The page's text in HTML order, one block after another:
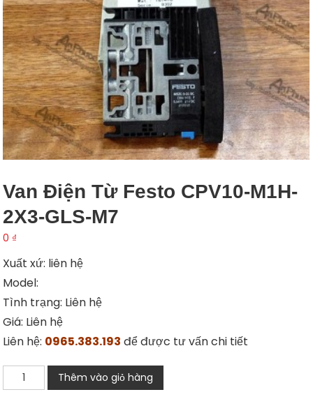
Van Điện Từ Festo CPV10-M1H-
2X3-GLS-M7
0 ₫
Xuất xứ: liên hệ
Model:
Tình trạng: Liên hệ
Giá: Liên hệ
Liên hệ: 0965.383.193 để được tư vấn chi tiết
điện
Thêm vào giỏ hàng